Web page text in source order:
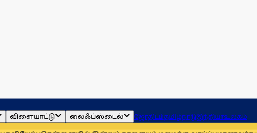
விளையாட்டு லைஃப்ஸ்டைல் ஜோதிடம்தமிழ்நாடுஇந்தியாஉலகம்